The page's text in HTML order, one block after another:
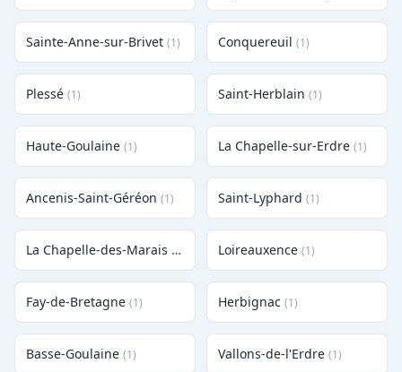
Sainte-Anne-sur-Brivet (1) Conquereuil (1)
Plessé (1) Saint-Herblain (1)
Haute-Goulaine (1) La Chapelle-sur-Erdre (1)
Ancenis-Saint-Géréon (1) Saint-Lyphard (1)
La Chapelle-des-Marais (1) Loireauxence (1)
Fay-de-Bretagne (1) Herbignac (1)
Basse-Goulaine (1) Vallons-de-l'Erdre (1)